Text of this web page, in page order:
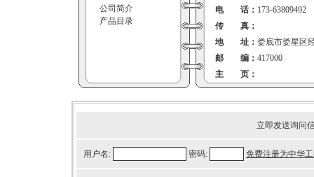
公司简介
产品目录
电 话： 173-63809492
传 真：
地 址： 娄底市娄星区
邮 编： 417000
主 页：
立即发送询问
用户名: 密码: 免费注册为中华